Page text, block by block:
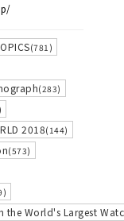
(781)
(283)
2018(144)
(573)
the World's Largest